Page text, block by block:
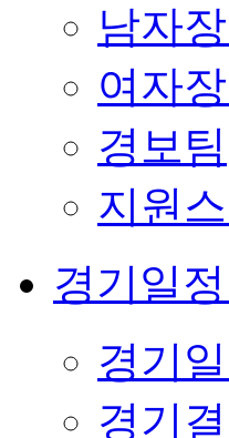
남자
여자
경보팀
지원
경기일
경기
경기